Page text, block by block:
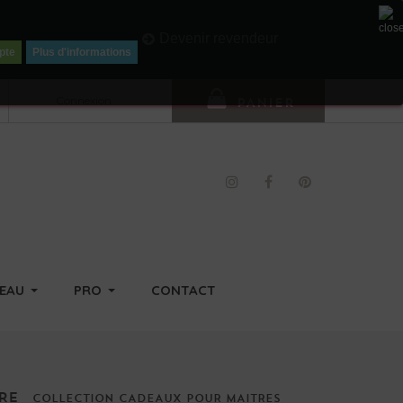
PANIER
Plus d'informations
PRO CONTACT
COLLECTION CADEAUX POUR MAITRES